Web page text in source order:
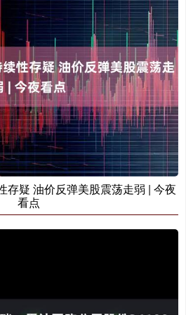
存疑 油价反弹美股震荡走弱 | 今夜
看点